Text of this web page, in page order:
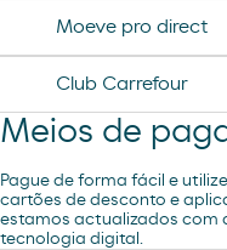
Lavagem Manual –
Moeve pro direct
Club Carrefour
Meios de
Pague de forma fácil e
cartões de desconto e
estamos actualizados com
tecnologia digital.